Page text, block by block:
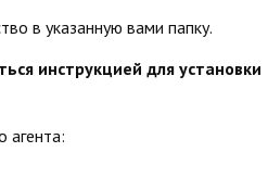
в указанную вами папку.
инструкцией для установки
агента: